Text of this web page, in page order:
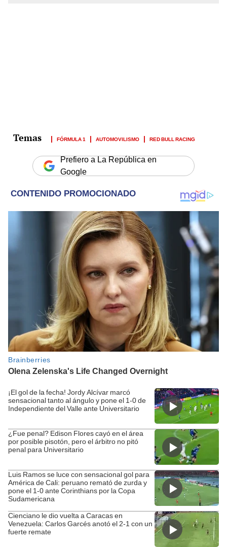
FÓRMULA 1 AUTOMOVILISMO RED BULL RACING
Prefiero a La República en
Google
¡El gol de la fecha! Jordy Alcívar marcó
sensacional tanto al ángulo y pone el 1-0 de
Independiente del Valle ante Universitario
¿Fue penal? Edison Flores cayó en el área
por posible pisotón, pero el árbitro no pitó
penal para Universitario
Luis Ramos se luce con sensacional gol para
América de Cali: peruano remató de zurda y
pone el 1-0 ante Corinthians por la Copa
Sudamericana
Cienciano le dio vuelta a Caracas en
Venezuela: Carlos Garcés anotó el 2-1 con un
fuerte remate